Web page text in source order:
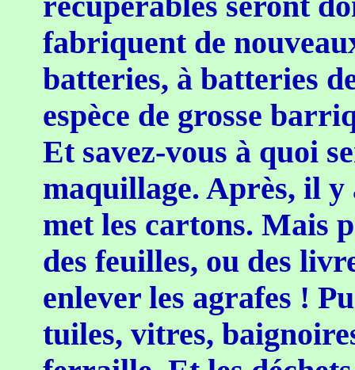
fabriquent de
batteries, à batteries
espèce de grosse
Et savez-vous à quoi
maquillage. Après, il y
met les cartons. Mais
des feuilles, ou des
enlever les agrafes !
tuiles, vitres,